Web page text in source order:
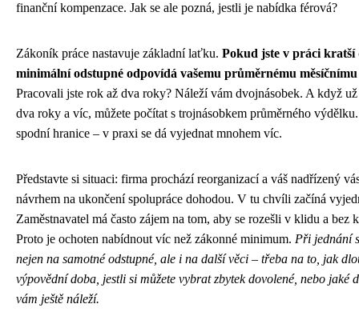
finanční kompenzace. Jak se ale pozná, jestli je nabídka férová?
Zákoník práce nastavuje základní laťku. Pokud jste v práci kratší
minimální odstupné odpovídá vašemu průměrnému
Pracovali jste rok až dva roky? Náleží vám dvojnásobek. A když
dva roky a víc, můžete počítat s trojnásobkem průměrného
spodní hranice – v praxi se dá vyjednat mnohem víc.
Představte si situaci: firma prochází reorganizací a váš nadřízený
návrhem na ukončení spolupráce dohodou. V tu chvíli začíná
Zaměstnavatel má často zájem na tom, aby se rozešli v klidu a bez
Proto je ochoten nabídnout víc než zákonné minimum. Při jednání
nejen na samotné odstupné, ale i na další věci – třeba na to, jak
výpovědní doba, jestli si můžete vybrat zbytek dovolené, nebo jaké
vám ještě náleží.